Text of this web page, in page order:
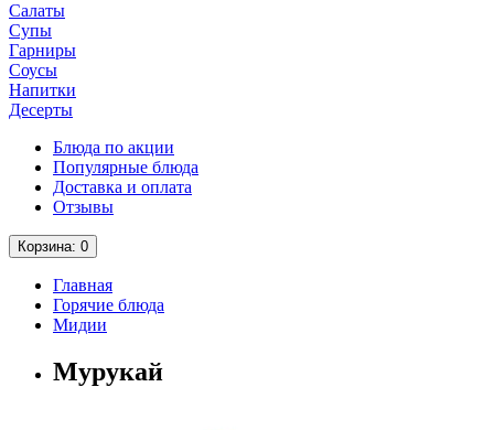
Салаты
Супы
Гарниры
Соусы
Напитки
Десерты
Блюда по акции
Популярные блюда
Доставка и оплата
Отзывы
Корзина: 0
Главная
Горячие блюда
Мидии
Мурукай